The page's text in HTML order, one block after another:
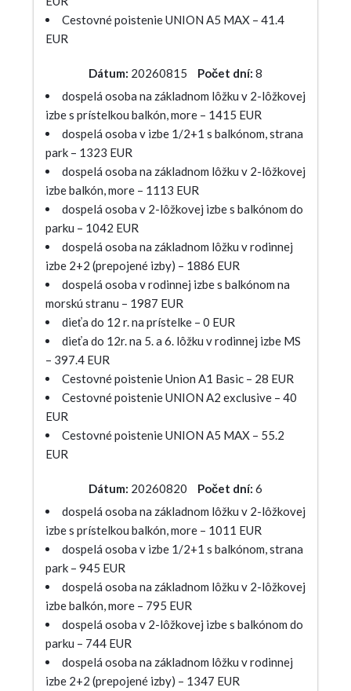
Cestovné poistenie UNION A5 MAX – 41.4
EUR
Dátum: 20260815 Počet dní: 8
dospelá osoba na základnom lôžku v 2-lôžkovej
izbe s prístelkou balkón, more – 1415 EUR
dospelá osoba v izbe 1/2+1 s balkónom, strana
park – 1323 EUR
dospelá osoba na základnom lôžku v 2-lôžkovej
izbe balkón, more – 1113 EUR
dospelá osoba v 2-lôžkovej izbe s balkónom do
parku – 1042 EUR
dospelá osoba na základnom lôžku v rodinnej
izbe 2+2 (prepojené izby) – 1886 EUR
dospelá osoba v rodinnej izbe s balkónom na
morskú stranu – 1987 EUR
dieťa do 12 r. na prístelke – 0 EUR
dieťa do 12r. na 5. a 6. lôžku v rodinnej izbe MS
– 397.4 EUR
Cestovné poistenie Union A1 Basic – 28 EUR
Cestovné poistenie UNION A2 exclusive – 40
EUR
Cestovné poistenie UNION A5 MAX – 55.2
EUR
Dátum: 20260820 Počet dní: 6
dospelá osoba na základnom lôžku v 2-lôžkovej
izbe s prístelkou balkón, more – 1011 EUR
dospelá osoba v izbe 1/2+1 s balkónom, strana
park – 945 EUR
dospelá osoba na základnom lôžku v 2-lôžkovej
izbe balkón, more – 795 EUR
dospelá osoba v 2-lôžkovej izbe s balkónom do
parku – 744 EUR
dospelá osoba na základnom lôžku v rodinnej
izbe 2+2 (prepojené izby) – 1347 EUR